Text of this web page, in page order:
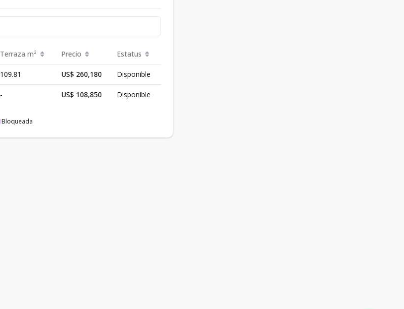
Terraza m² Precio Estatus
109.81 US$ 260,180 Disponible
- US$ 108,850 Disponible
Bloqueada